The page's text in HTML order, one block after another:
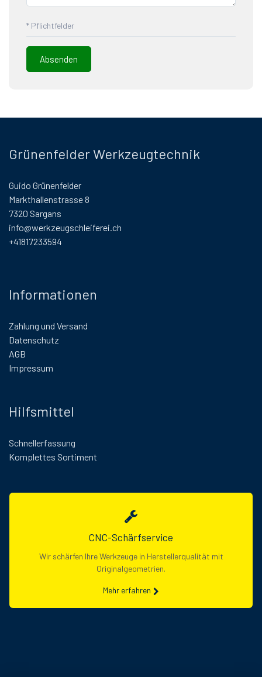
* Pflichtfelder
Grünenfelder Werkzeugtechnik
Guido Grünenfelder
Markthallenstrasse 8
7320 Sargans
info@werkzeugschleiferei.ch
+41817233594
Informationen
Zahlung und Versand
Datenschutz
AGB
Impressum
Hilfsmittel
Schnellerfassung
Komplettes Sortiment
CNC-Schärfservice
Wir schärfen Ihre Werkzeuge in Herstellerqualität mit
Originalgeometrien.
Mehr erfahren